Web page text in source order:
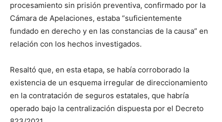
procesamiento sin prisión preventiva, confirmado por la
Cámara de Apelaciones, estaba “suficientemente
fundado en derecho y en las constancias de la causa” en
relación con los hechos investigados.
Resaltó que, en esta etapa, se había corroborado la
existencia de un esquema irregular de direccionamiento
en la contratación de seguros estatales, que habría
operado bajo la centralización dispuesta por el Decreto